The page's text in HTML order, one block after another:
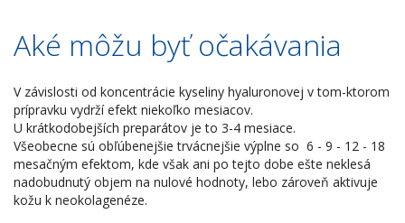
Aké môžu byť očakávania
V závislosti od koncentrácie kyseliny hyaluronovej v tom-ktorom
prípravku vydrží efekt niekoľko mesiacov.
U krátkodobejších preparátov je to 3-4 mesiace.
Všeobecne sú obľúbenejšie trvácnejšie výplne so 6 - 9 - 12 - 18
mesačným efektom, kde však ani po tejto dobe ešte neklesá
nadobudnutý objem na nulové hodnoty, lebo zároveň aktivuje
kožu k neokolagenéze.